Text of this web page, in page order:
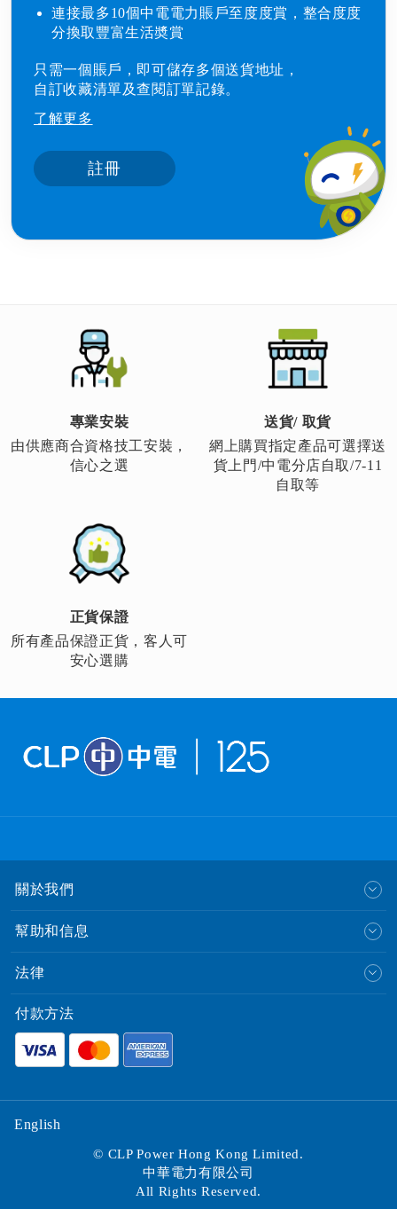
連接最多10個中電電力賬戶至度度賞，整合度度
分換取豐富生活奬賞
只需一個賬戶，即可儲存多個送貨地址，
自訂收藏清單及查閱訂單記錄。
了解更多
註冊
專業安裝
由供應商合資格技工安裝，
信心之選
送貨/ 取貨
網上購買指定產品可選擇送
貨上門/中電分店自取/7-11
自取等
正貨保證
所有產品保證正貨，客人可
安心選購
關於我們
幫助和信息
法律
付款方法
English
© CLP Power Hong Kong Limited.
中華電力有限公司
All Rights Reserved.